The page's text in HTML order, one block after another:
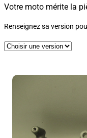
Votre moto mérite la
Renseignez sa version